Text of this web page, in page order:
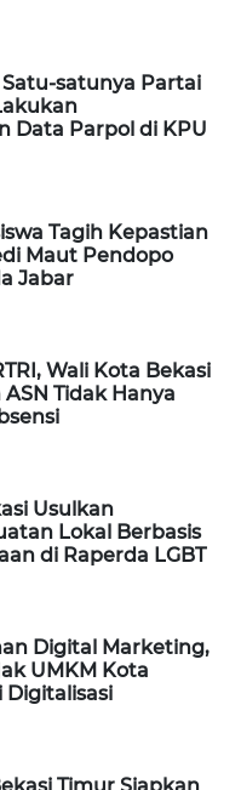
satunya Partai
Data Parpol di KPU
Tagih Kepastian
Maut Pendopo
Jabar
Wali Kota Bekasi
Tidak Hanya
Usulkan
Lokal Berbasis
di Raperda LGBT
Digital Marketing,
UMKM Kota
Digitalisasi